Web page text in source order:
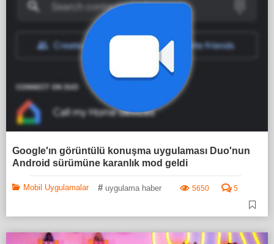
Google'ın görüntülü konuşma uygulaması Duo'nun
Android sürümüne karanlık mod geldi
Mobil Uygulamalar # uygulama haber 5650 5